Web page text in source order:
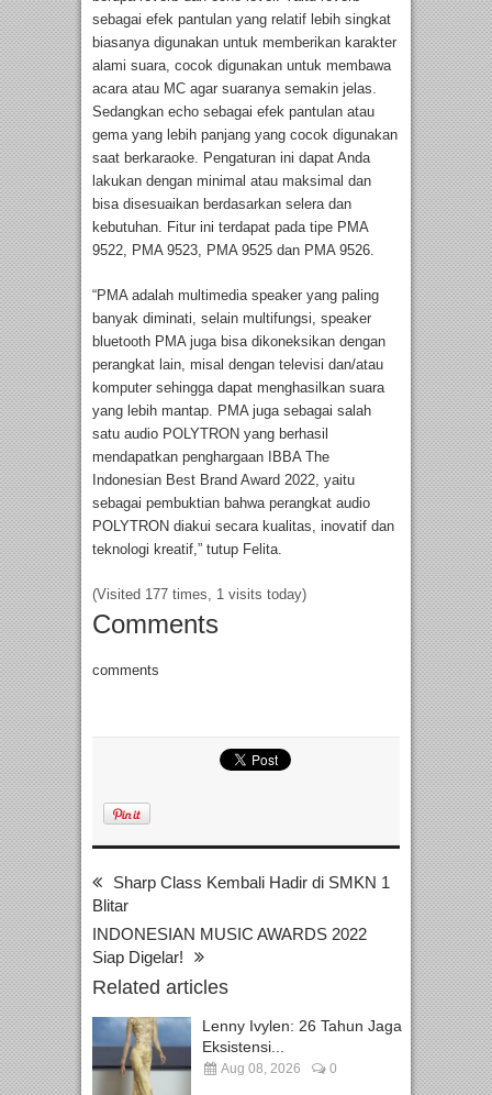
sebagai efek pantulan yang relatif lebih singkat
biasanya digunakan untuk memberikan karakter
alami suara, cocok digunakan untuk membawa
acara atau MC agar suaranya semakin jelas.
Sedangkan echo sebagai efek pantulan atau
gema yang lebih panjang yang cocok digunakan
saat berkaraoke. Pengaturan ini dapat Anda
lakukan dengan minimal atau maksimal dan
bisa disesuaikan berdasarkan selera dan
kebutuhan. Fitur ini terdapat pada tipe PMA
9522, PMA 9523, PMA 9525 dan PMA 9526.
“PMA adalah multimedia speaker yang paling
banyak diminati, selain multifungsi, speaker
bluetooth PMA juga bisa dikoneksikan dengan
perangkat lain, misal dengan televisi dan/atau
komputer sehingga dapat menghasilkan suara
yang lebih mantap. PMA juga sebagai salah
satu audio POLYTRON yang berhasil
mendapatkan penghargaan IBBA The
Indonesian Best Brand Award 2022, yaitu
sebagai pembuktian bahwa perangkat audio
POLYTRON diakui secara kualitas, inovatif dan
teknologi kreatif,” tutup Felita.
(Visited 177 times, 1 visits today)
Comments
comments
Sharp Class Kembali Hadir di SMKN 1
Blitar
INDONESIAN MUSIC AWARDS 2022
Siap Digelar!
Related articles
Lenny Ivylen: 26 Tahun Jaga
Eksistensi...
Aug 08, 2026 0